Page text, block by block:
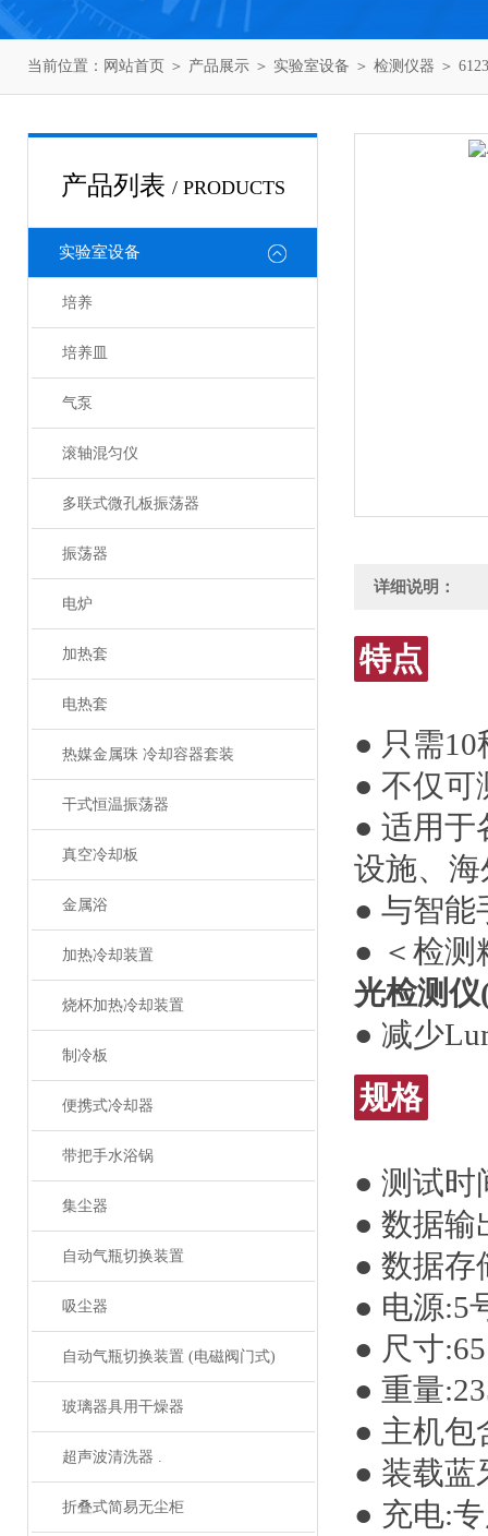
当前位置： 网站首页 ＞ 产品展示 ＞ 实验室设备 ＞ 检测仪器 ＞
产品列表 / PRODUCTS
实验室设备
培养
培养皿
气泵
滚轴混匀仪
多联式微孔板振荡器
振荡器
电炉
加热套
电热套
热媒金属珠 冷却容器套装
干式恒温振荡器
真空冷却板
金属浴
加热冷却装置
烧杯加热冷却装置
制冷板
便携式冷却器
带把手水浴锅
集尘器
自动气瓶切换装置
吸尘器
自动气瓶切换装置 (电磁阀门式)
玻璃器具用干燥器
超声波清洗器 .
折叠式简易无尘柜
详细说明：
特点
● 只需
● 不仅可
● 适用于
设施、
● 与智能
● ＜检测
光检测
● 减少
规格
● 测试时
● 数据输
● 数据存
● 电源:5
● 尺寸
● 重量
● 主机包
● 装载蓝
● 充电: